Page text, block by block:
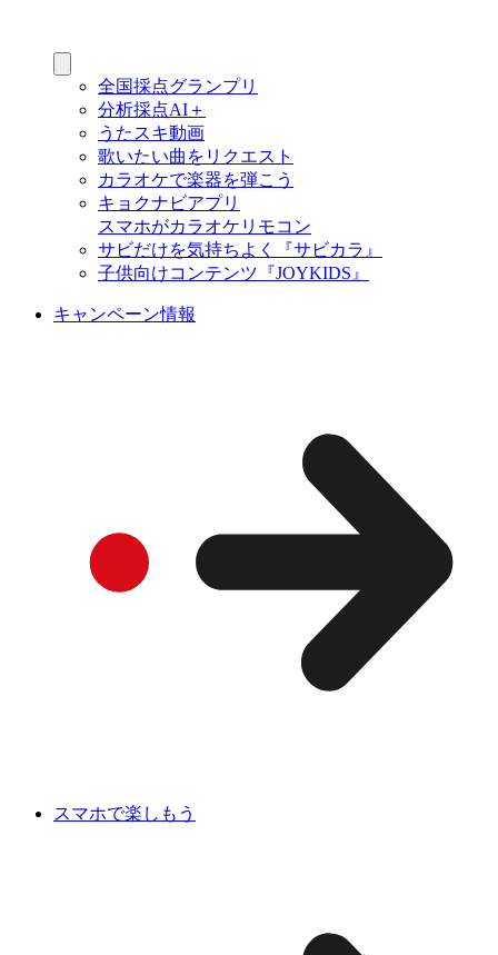
全国採点グランプリ
分析採点AI＋
うたスキ動画
歌いたい曲をリクエスト
カラオケで楽器を弾こう
キョクナビアプリ
スマホがカラオケリモコン
サビだけを気持ちよく『サビカラ』
子供向けコンテンツ『JOYKIDS』
キャンペーン情報
スマホで楽しもう